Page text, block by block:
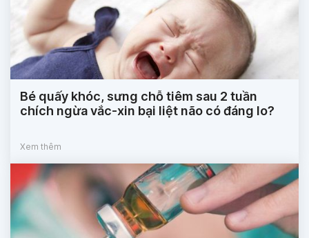
Bé quấy khóc, sưng chỗ tiêm sau 2 tuần
chích ngừa vắc-xin bại liệt não có đáng lo?
Xem thêm